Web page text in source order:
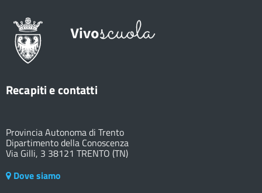
Recapiti e contatti
Provincia Autonoma di Trento
Dipartimento della Conoscenza
Via Gilli, 3 38121 TRENTO (TN)
Dove siamo